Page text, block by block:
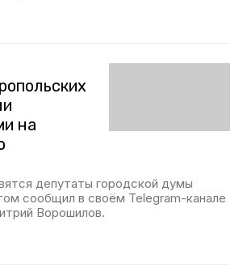
на
депутаты городской думы
сообщил в своём Telegram-канале
Ворошилов.